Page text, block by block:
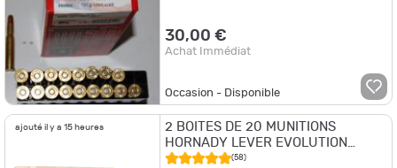
30,00 €
Achat Immédiat
Occasion - Disponible
ajouté il y a 15 heures
2 BOITES DE 20 MUNITIONS
HORNADY LEVER EVOLUTION
30X30 FTX 160GR
(58)